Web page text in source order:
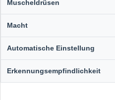
Muscheldrüsen
Macht
Automatische Einstellung
Erkennungsempfindlichkeit